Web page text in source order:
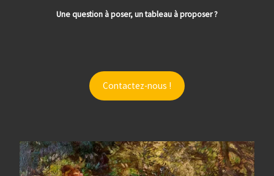
Une question à poser, un tableau à proposer ?
Contactez-nous !